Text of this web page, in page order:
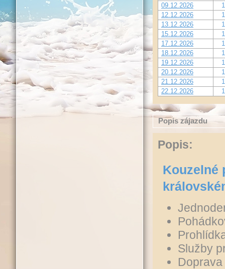
09.12.2026
12.12.2026
13.12.2026
15.12.2026
17.12.2026
18.12.2026
19.12.2026
20.12.2026
21.12.2026
22.12.2026
Popis zájazdu
Popis:
Kouzelné
Služby